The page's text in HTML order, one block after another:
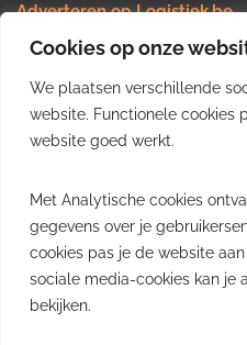
Cookies op onze
We plaatsen verschillende
website. Functionele cookies
website goed werkt.
Met Analytische cookies
gegevens over je
cookies pas je de website
sociale media-cookies kan je
bekijken.
Adverteren op Logistiek.be
Nieuws insturen
Uw video op Logistiek.TV
Job plaatsen
Gratis wekelijkse
inzichten uit de Belgische